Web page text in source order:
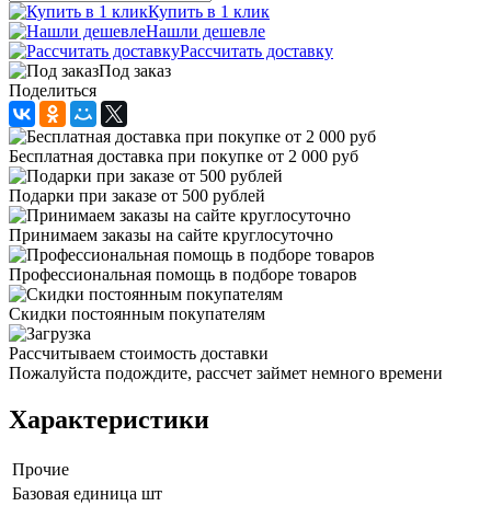
Купить в 1 клик
Нашли дешевле
Рассчитать доставку
Под заказ
Поделиться
Бесплатная доставка при покупке от 2 000 руб
Подарки при заказе от 500 рублей
Принимаем заказы на сайте круглосуточно
Профессиональная помощь в подборе товаров
Скидки постоянным покупателям
Рассчитываем стоимость доставки
Пожалуйста подождите, рассчет займет немного времени
Характеристики
Прочие
Базовая единица шт